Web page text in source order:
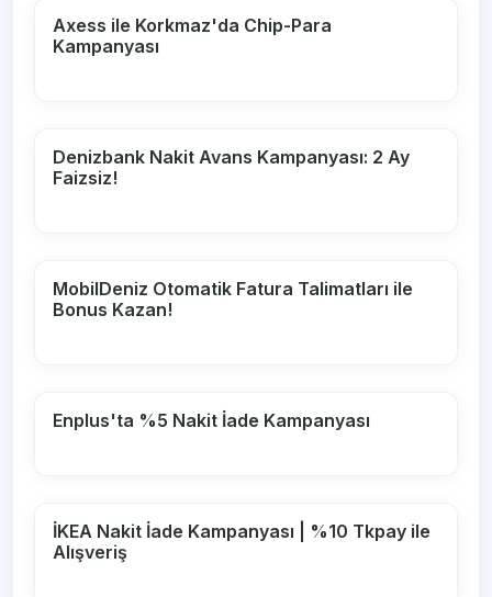
Axess ile Korkmaz'da Chip-Para
Kampanyası
Denizbank Nakit Avans Kampanyası: 2 Ay
Faizsiz!
MobilDeniz Otomatik Fatura Talimatları ile
Bonus Kazan!
Enplus'ta %5 Nakit İade Kampanyası
İKEA Nakit İade Kampanyası | %10 Tkpay ile
Alışveriş